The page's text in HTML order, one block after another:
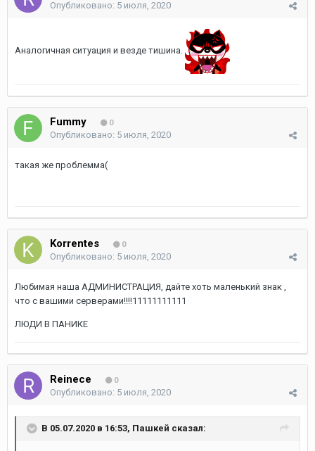
Опубликовано: 5 июля, 2020
Аналогичная ситуация и везде тишина.
Fummy 0
Опубликовано: 5 июля, 2020
такая же проблемма(
Korrentes 0
Опубликовано: 5 июля, 2020
Любимая наша АДМИНИСТРАЦИЯ, дайте хоть маленький знак ,
что с вашими серверами!!!!11111111111
ЛЮДИ В ПАНИКЕ
Reinece 0
Опубликовано: 5 июля, 2020
В 05.07.2020 в 16:53, Пашкей сказал: